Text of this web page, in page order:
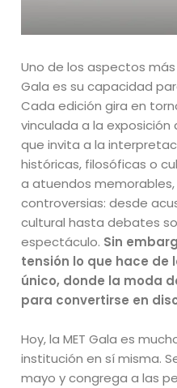
Uno de los aspectos
Gala es su capacidad
Cada edición gira en
vinculada a la
que invita a la
históricas, filosóficas o
a atuendos
controversias: desde
cultural hasta debates
espectáculo. Sin
tensión lo que hace de
único, donde la moda
para convertirse en
Hoy, la MET Gala es
institución en sí misma.
mayo y congrega a las